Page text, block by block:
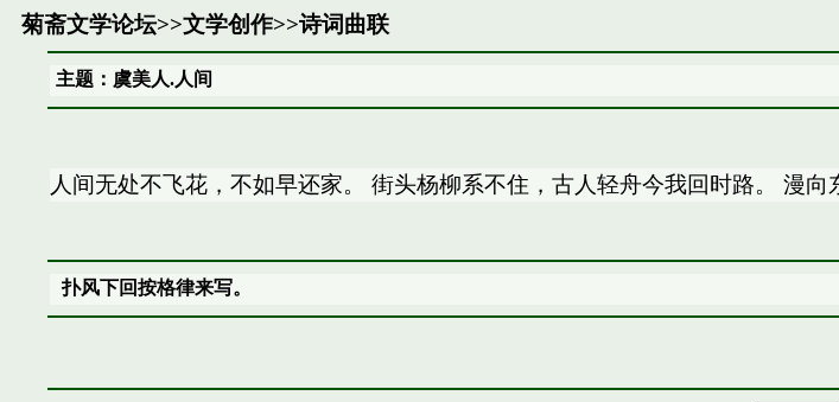
菊斋文学论坛>>文学创作>>诗词曲联
主题：虞美人.人间
人间无处不飞花，不如早还家。 街头杨柳系不住，古人轻舟今我回时路。 漫
扑风下回按格律来写。